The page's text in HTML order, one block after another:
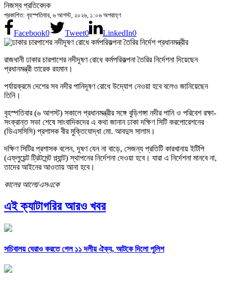
নিজস্ব প্রতিবেদক
প্রকাশিত: বৃহস্পতিবার, ৬ আগস্ট, ২০২৬, ১:০৬ অপরাহ্ণ
Facebook0 Tweet0 LinkedIn0
রাজধানী ঢাকার চারপাশের নদীদূষণ রোধে কর্মপরিকল্পনা তৈরির নির্দেশনা দিয়েছেন
প্রধানমন্ত্রী তারেক রহমান।
পর্যায়ক্রমে দেশের সব নদীর পানিদূষণ রোধে উদ্যোগ নেওয়া হবে বলেও জানিয়েছেন
তিনি।
বৃহস্পতিবার (৬ আগস্ট) সকালে প্রধানমন্ত্রীর সঙ্গে বুড়িগঙ্গা নদীর পানি ও পরিবেশ রক্ষা-
সংক্রান্ত সভা শেষে সাংবাদিকদের এ কথা জানান ঢাকা দক্ষিণ সিটি করপোরেশনের
(ডিএসসিসি) প্রশাসক বীর মুক্তিযোদ্ধা মো. আবদুস সালাম।
দক্ষিণ সিটির প্রশাসক বলেন, দূষণ যেন না বাড়ে, সেজন্য প্রতিটি কারখানায় ইটিপি
(এফ্লুয়েন্ট ট্রিটমেন্ট প্ল্যান্ট) স্থাপনের নির্দেশনা দেওয়া হবে। যারা এ নির্দেশনা মানবে না,
তাদের আইনের আওতায় আনা হবে।
কালের আলো/এসএকে
এই ক্যাটাগরির আরও খবর
সচিবালয় ঘেরাও করতে গেল ১১ দলীয় ঐক্য, আটকে দিলো পুলিশ